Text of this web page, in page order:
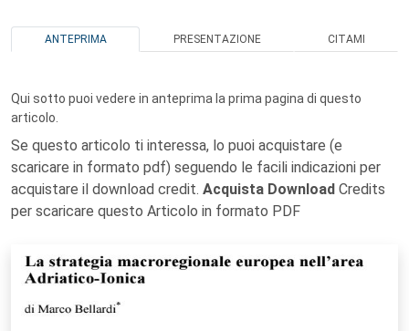
ANTEPRIMA PRESENTAZIONE CITAMI
Qui sotto puoi vedere in anteprima la prima pagina di questo
articolo.
Se questo articolo ti interessa, lo puoi acquistare (e
scaricare in formato pdf) seguendo le facili indicazioni per
acquistare il download credit. Acquista Download Credits
per scaricare questo Articolo in formato PDF